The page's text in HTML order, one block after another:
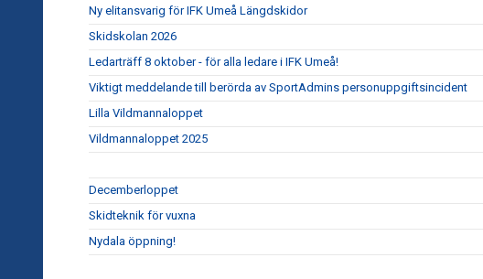
Ny elitansvarig för IFK Umeå Längdskidor
Skidskolan 2026
Ledarträff 8 oktober - för alla ledare i IFK Umeå!
Viktigt meddelande till berörda av SportAdmins personuppgiftsincident
Lilla Vildmannaloppet
Vildmannaloppet 2025
Decemberloppet
Skidteknik för vuxna
Nydala öppning!